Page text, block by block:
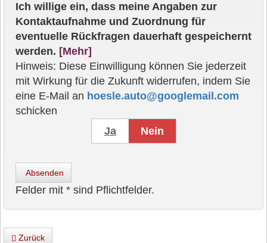
Ich willige ein, dass meine Angaben zur
Kontaktaufnahme und Zuordnung für
eventuelle Rückfragen dauerhaft gespeichernt
werden. [Mehr]
Hinweis: Diese Einwilligung können Sie jederzeit
mit Wirkung für die Zukunft widerrufen, indem Sie
eine E-Mail an hoesle.auto@googlemail.com
schicken
Ja
Nein
Absenden
Felder mit * sind Pflichtfelder.
Zurück